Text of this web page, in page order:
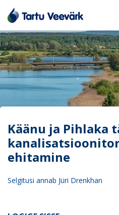
Käänu ja Pihlaka
ehitamine
Selgitusi annab Jüri Drenkhan